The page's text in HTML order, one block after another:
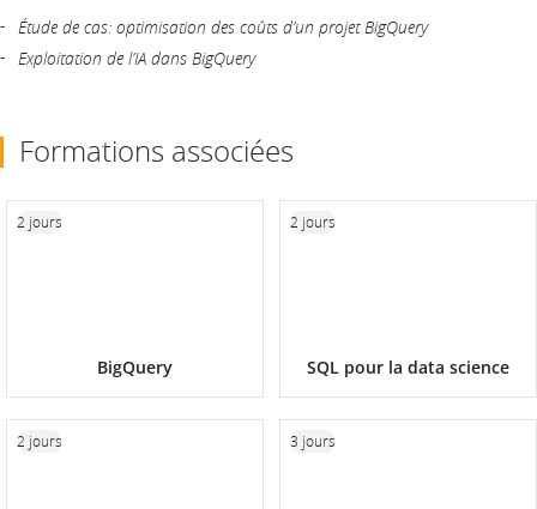
Étude de cas: optimisation des coûts d’un projet BigQuery
Exploitation de l’IA dans BigQuery
Formations associées
BigQuery
2 jours
SQL pour la data science
2 jours
2 jours 3 jours